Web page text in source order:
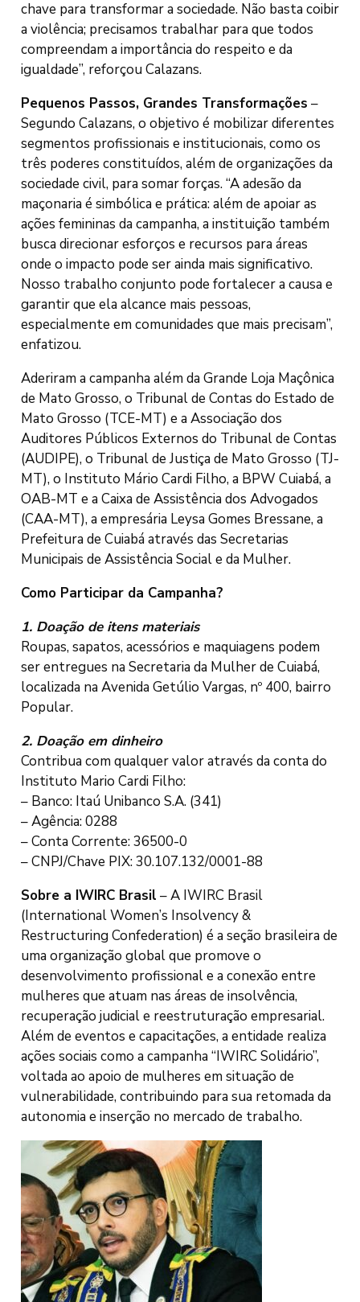
chave para transformar a sociedade. Não basta coibir
a violência; precisamos trabalhar para que todos
compreendam a importância do respeito e da
igualdade”, reforçou Calazans.
Pequenos Passos, Grandes Transformações –
Segundo Calazans, o objetivo é mobilizar diferentes
segmentos profissionais e institucionais, como os
três poderes constituídos, além de organizações da
sociedade civil, para somar forças. “A adesão da
maçonaria é simbólica e prática: além de apoiar as
ações femininas da campanha, a instituição também
busca direcionar esforços e recursos para áreas
onde o impacto pode ser ainda mais significativo.
Nosso trabalho conjunto pode fortalecer a causa e
garantir que ela alcance mais pessoas,
especialmente em comunidades que mais precisam”,
enfatizou.
Aderiram a campanha além da Grande Loja Maçônica
de Mato Grosso, o Tribunal de Contas do Estado de
Mato Grosso (TCE-MT) e a Associação dos
Auditores Públicos Externos do Tribunal de Contas
(AUDIPE), o Tribunal de Justiça de Mato Grosso (TJ-
MT), o Instituto Mário Cardi Filho, a BPW Cuiabá, a
OAB-MT e a Caixa de Assistência dos Advogados
(CAA-MT), a empresária Leysa Gomes Bressane, a
Prefeitura de Cuiabá através das Secretarias
Municipais de Assistência Social e da Mulher.
Como Participar da Campanha?
1. Doação de itens materiais
Roupas, sapatos, acessórios e maquiagens podem
ser entregues na Secretaria da Mulher de Cuiabá,
localizada na Avenida Getúlio Vargas, nº 400, bairro
Popular.
2. Doação em dinheiro
Contribua com qualquer valor através da conta do
Instituto Mario Cardi Filho:
– Banco: Itaú Unibanco S.A. (341)
– Agência: 0288
– Conta Corrente: 36500-0
– CNPJ/Chave PIX: 30.107.132/0001-88
Sobre a IWIRC Brasil – A IWIRC Brasil
(International Women’s Insolvency &
Restructuring Confederation) é a seção brasileira de
uma organização global que promove o
desenvolvimento profissional e a conexão entre
mulheres que atuam nas áreas de insolvência,
recuperação judicial e reestruturação empresarial.
Além de eventos e capacitações, a entidade realiza
ações sociais como a campanha “IWIRC Solidário”,
voltada ao apoio de mulheres em situação de
vulnerabilidade, contribuindo para sua retomada da
autonomia e inserção no mercado de trabalho.